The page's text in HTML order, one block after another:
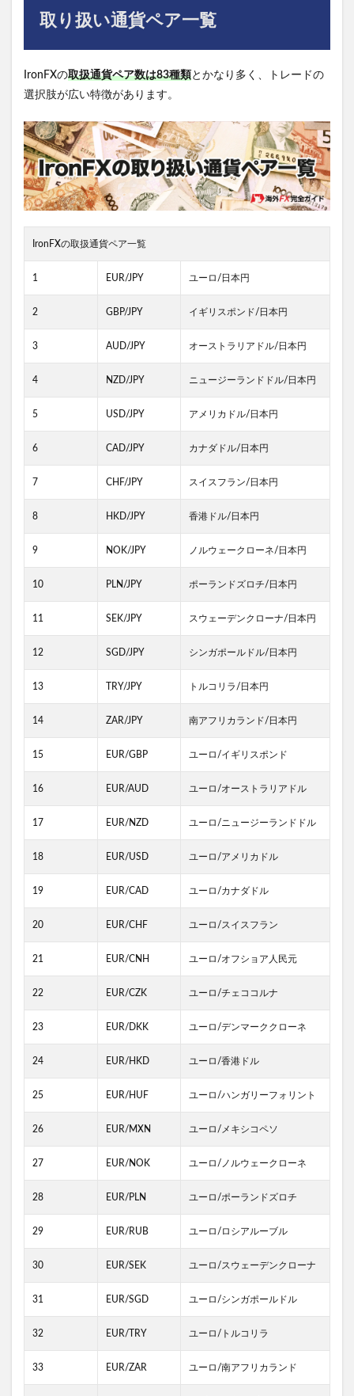
取り扱い通貨ペア一覧
IronFXの取扱通貨ペア数は83種類とかなり多く、トレードの
選択肢が広い特徴があります。
IronFXの取扱通貨ペア一覧
1 EUR/JPY ユーロ/日本円
2 GBP/JPY イギリスポンド/日本円
3 AUD/JPY オーストラリアドル/日本円
4 NZD/JPY ニュージーランドドル/日本円
5 USD/JPY アメリカドル/日本円
6 CAD/JPY カナダドル/日本円
7 CHF/JPY スイスフラン/日本円
8 HKD/JPY 香港ドル/日本円
9 NOK/JPY ノルウェークローネ/日本円
10 PLN/JPY ポーランドズロチ/日本円
11 SEK/JPY スウェーデンクローナ/日本円
12 SGD/JPY シンガポールドル/日本円
13 TRY/JPY トルコリラ/日本円
14 ZAR/JPY 南アフリカランド/日本円
15 EUR/GBP ユーロ/イギリスポンド
16 EUR/AUD ユーロ/オーストラリアドル
17 EUR/NZD ユーロ/ニュージーランドドル
18 EUR/USD ユーロ/アメリカドル
19 EUR/CAD ユーロ/カナダドル
20 EUR/CHF ユーロ/スイスフラン
21 EUR/CNH ユーロ/オフショア人民元
22 EUR/CZK ユーロ/チェココルナ
23 EUR/DKK ユーロ/デンマーククローネ
24 EUR/HKD ユーロ/香港ドル
25 EUR/HUF ユーロ/ハンガリーフォリント
26 EUR/MXN ユーロ/メキシコペソ
27 EUR/NOK ユーロ/ノルウェークローネ
28 EUR/PLN ユーロ/ポーランドズロチ
29 EUR/RUB ユーロ/ロシアルーブル
30 EUR/SEK ユーロ/スウェーデンクローナ
31 EUR/SGD ユーロ/シンガポールドル
32 EUR/TRY ユーロ/トルコリラ
33 EUR/ZAR ユーロ/南アフリカランド